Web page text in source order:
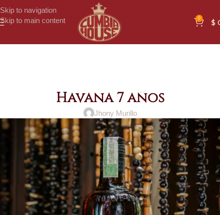
Skip to navigation
Skip to main content
0 $
Havana 7 años
Jhony Murillo